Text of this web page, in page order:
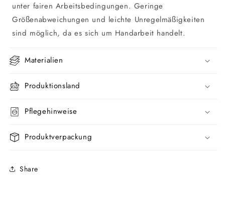
unter fairen Arbeitsbedingungen. Geringe
Größenabweichungen und leichte Unregelmäßigkeiten
sind möglich, da es sich um Handarbeit handelt.
Materialien
Produktionsland
Pflegehinweise
Produktverpackung
Share